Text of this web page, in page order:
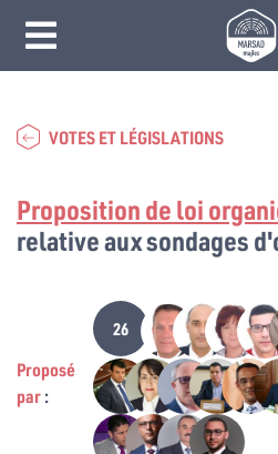
VOTES ET LÉGISLATIONS
Proposition de loi
relative aux sondages
Proposé
par:
26